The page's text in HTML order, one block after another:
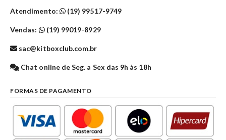
Atendimento: (19) 99517-9749
Vendas: (19) 99019-8929
sac@kitboxclub.com.br
Chat online de Seg. a Sex das 9h às 18h
FORMAS DE PAGAMENTO